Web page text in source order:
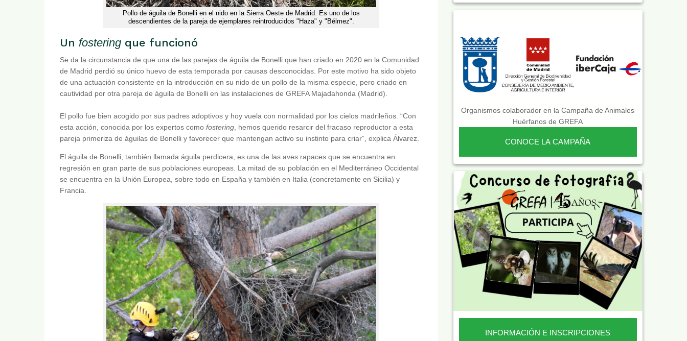
Pollo de águila de Bonelli en el nido en la Sierra Oeste de Madrid. Es uno de los
descendientes de la pareja de ejemplares reintroducidos "Haza" y "Bélmez".
Un fostering que funcionó
Se da la circunstancia de que una de las parejas de águila de Bonelli que han criado en 2020 en la Comunidad
de Madrid perdió su único huevo de esta temporada por causas desconocidas. Por este motivo ha sido objeto
de una actuación consistente en la introducción en su nido de un pollo de la misma especie, pero criado en
cautividad por otra pareja de águila de Bonelli en las instalaciones de GREFA Majadahonda (Madrid).
El pollo fue bien acogido por sus padres adoptivos y hoy vuela con normalidad por los cielos madrileños. “Con
esta acción, conocida por los expertos como fostering , hemos querido resarcir del fracaso reproductor a esta
pareja primeriza de águilas de Bonelli y favorecer que mantengan activo su instinto para criar”, explica Álvarez.
El águila de Bonelli, también llamada águila perdicera, es una de las aves rapaces que se encuentra en
regresión en gran parte de sus poblaciones europeas. La mitad de su población en el Mediterráneo Occidental
se encuentra en la Unión Europea, sobre todo en España y también en Italia (concretamente en Sicilia) y
Francia.
Organismos colaborador en la Campaña de Animales
Huérfanos de GREFA
CONOCE LA CAMPAÑA
INFORMACIÓN E INSCRIPCIONES